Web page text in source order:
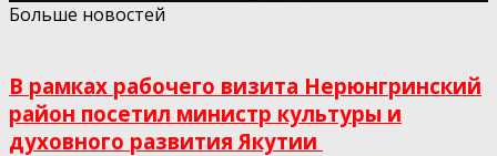
Больше новостей
В рамках рабочего визита Нерюнгринский
район посетил министр культуры и
духовного развития Якутии